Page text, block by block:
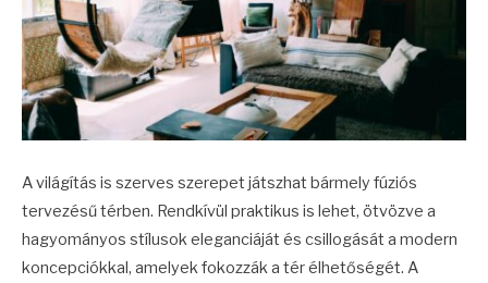
A világítás is szerves szerepet játszhat bármely fúziós
tervezésű térben. Rendkívül praktikus is lehet, ötvözve a
hagyományos stílusok eleganciáját és csillogását a modern
koncepciókkal, amelyek fokozzák a tér élhetőségét. A